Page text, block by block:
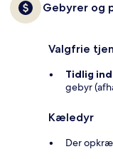
Gebyrer og
Valgfrie
Tidlig
gebyr
Kæledyr
Der